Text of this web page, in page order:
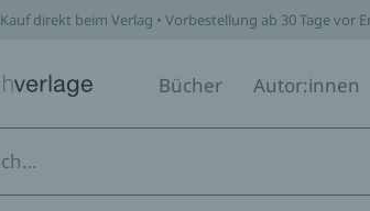
Kauf direkt beim Verlag • Vorbestellung ab 30 Tage vor
Bücher Autor:innen